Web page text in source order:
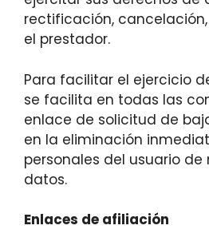
rectificación,
el prestador.
Para facilitar el ejercicio
se facilita en todas las
enlace de solicitud de
en la eliminación
personales del usuario
datos.
Enlaces de afiliación